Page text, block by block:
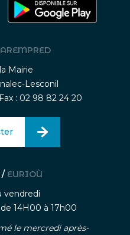
Mairie
Lesconil
: 02 98 82 24 20
/ EURIOÙ
vendredi
14H00 à 17h00
le mercredi après-